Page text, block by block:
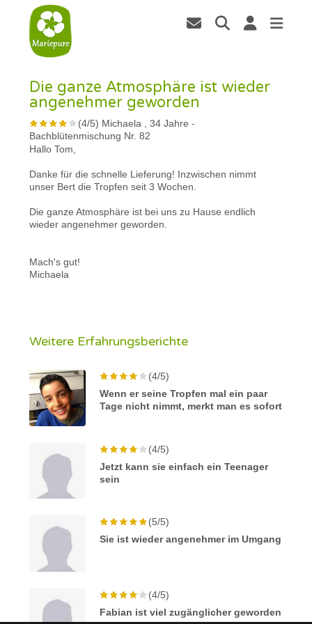
Die ganze Atmosphäre ist wieder
angenehmer geworden
(4/5) Michaela , 34 Jahre-
Bachblütenmischung Nr. 82
Hallo Tom,
Danke für die schnelle Lieferung! Inzwischen nimmt
unser Bert die Tropfen seit 3 Wochen.
Die ganze Atmosphäre ist bei uns zu Hause endlich
wieder angenehmer geworden.
Mach's gut!
Michaela
Weitere Erfahrungsberichte
(4/5)
Wenn er seine Tropfen mal ein paar
Tage nicht nimmt, merkt man es sofort
(4/5)
Jetzt kann sie einfach ein Teenager
sein
(5/5)
Sie ist wieder angenehmer im Umgang
(4/5)
Fabian ist viel zugänglicher geworden